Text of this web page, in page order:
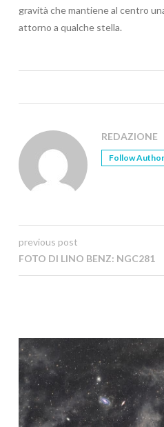
gravità che mantiene al centro
attorno a qualche stella.
REDAZIONE
Follow Author
previous post
FOTO DI LINO BENZ: NGC281